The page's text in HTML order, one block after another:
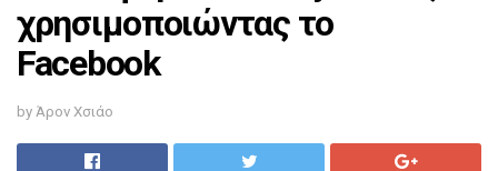
χρησιμοποιώντας το
Facebook
by Άρον Χσιάο